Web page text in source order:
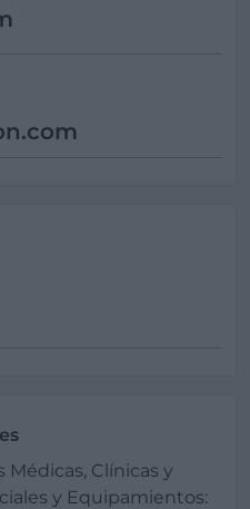
Médicas, Clínicas y
y Equipamientos: